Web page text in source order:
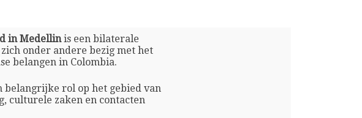
in Medellinis een bilaterale
onder andere bezig met het
belangen in Colombia.
belangrijke rol op het gebied van
culturele zaken en contacten